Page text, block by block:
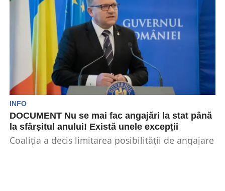
INFO
DOCUMENT Nu se mai fac angajări la stat până
la sfârșitul anului! Există unele excepții
Coaliția a decis limitarea posibilității de angajare